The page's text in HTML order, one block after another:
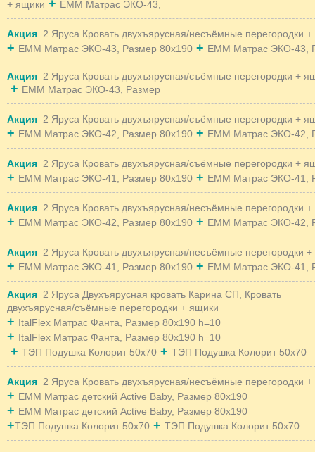
+ ящики + EMM Матрас ЭКО-43,
Акция 2 Яруса Кровать двухъярусная/несъёмные перегородки
+ EMM Матрас ЭКО-43, Размер 80x190 + EMM Матрас ЭКО-43,
Акция 2 Яруса Кровать двухъярусная/съёмные перегородки +
+ EMM Матрас ЭКО-43, Размер
Акция 2 Яруса Кровать двухъярусная/съёмные перегородки +
+ EMM Матрас ЭКО-42, Размер 80x190 + EMM Матрас ЭКО-42,
Акция 2 Яруса Кровать двухъярусная/съёмные перегородки +
+ EMM Матрас ЭКО-41, Размер 80x190 + EMM Матрас ЭКО-41,
Акция 2 Яруса Кровать двухъярусная/несъёмные перегородки
+ EMM Матрас ЭКО-42, Размер 80x190 + EMM Матрас ЭКО-42,
Акция 2 Яруса Кровать двухъярусная/несъёмные перегородки
+ EMM Матрас ЭКО-41, Размер 80x190 + EMM Матрас ЭКО-41,
Акция 2 Яруса Двухъярусная кровать Карина СП, Кровать
двухъярусная/съёмные перегородки + ящики
+ ItalFlex Матрас Фанта, Размер 80х190 h=10
+ ItalFlex Матрас Фанта, Размер 80х190 h=10
+ ТЭП Подушка Колорит 50х70 + ТЭП Подушка Колорит 50х70
Акция 2 Яруса Кровать двухъярусная/несъёмные перегородки
+ EMM Матрас детский Active Baby, Размер 80x190
+ EMM Матрас детский Active Baby, Размер 80x190
+ТЭП Подушка Колорит 50х70 + ТЭП Подушка Колорит 50х70